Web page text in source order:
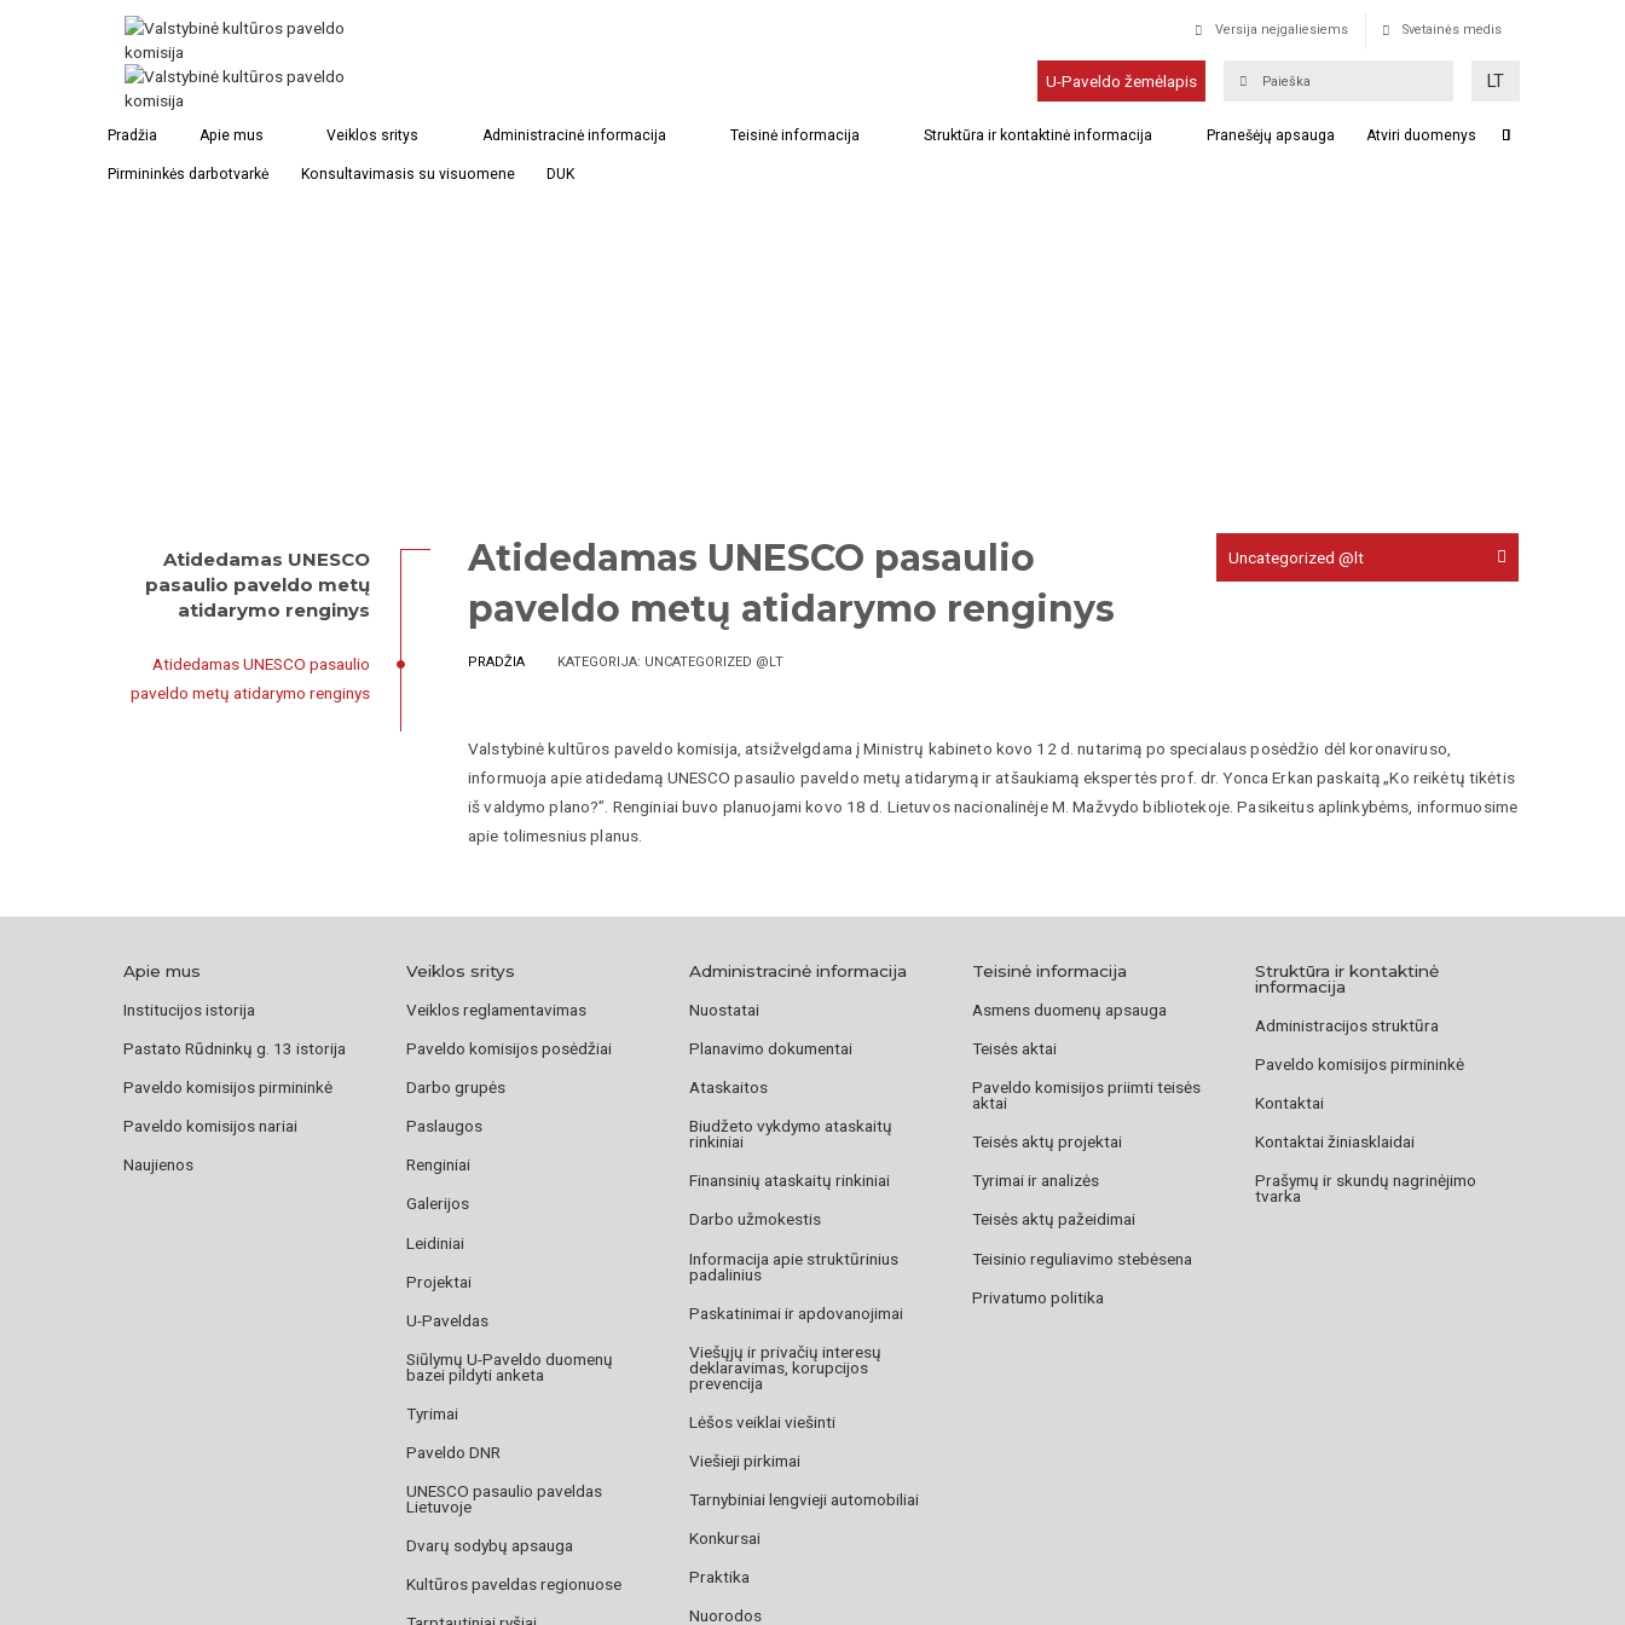
Versija neįgaliesiems Svetainės medis
U-Paveldo žemėlapis LT
Pradžia Apie mus Veiklos sritys Administracinė informacija Teisinė informacija Struktūra ir kontaktinė informacija Pranešėjų apsauga Atviri duomenys
Pirmininkės darbotvarkė Konsultavimasis su visuomene DUK
Atidedamas UNESCO pasaulio
paveldo metų atidarymo renginys
PRADŽIA KATEGORIJA: UNCATEGORIZED @LT
Uncategorized @lt
Valstybinė kultūros paveldo komisija, atsižvelgdama į Ministrų kabineto kovo 12 d. nutarimą po specialaus posėdžio dėl koronaviruso,
informuoja apie atidedamą UNESCO pasaulio paveldo metų atidarymą ir atšaukiamą ekspertės prof. dr. Yonca Erkan paskaitą „Ko reikėtų tikėtis
iš valdymo plano?”. Renginiai buvo planuojami kovo 18 d. Lietuvos nacionalinėje M. Mažvydo bibliotekoje. Pasikeitus aplinkybėms, informuosime
apie tolimesnius planus.
Atidedamas UNESCO
pasaulio paveldo metų
atidarymo renginys
Atidedamas UNESCO pasaulio
paveldo metų atidarymo renginys
Apie mus
Institucijos istorija
Pastato Rūdninkų g. 13 istorija
Paveldo komisijos pirmininkė
Paveldo komisijos nariai
Naujienos
Veiklos sritys
Veiklos reglamentavimas
Paveldo komisijos posėdžiai
Darbo grupės
Paslaugos
Renginiai
Galerijos
Leidiniai
Projektai
U-Paveldas
Siūlymų U-Paveldo duomenų
bazei pildyti anketa
Tyrimai
Paveldo DNR
UNESCO pasaulio paveldas
Lietuvoje
Dvarų sodybų apsauga
Kultūros paveldas regionuose
Administracinė informacija
Nuostatai
Planavimo dokumentai
Ataskaitos
Biudžeto vykdymo ataskaitų
rinkiniai
Finansinių ataskaitų rinkiniai
Darbo užmokestis
Informacija apie struktūrinius
padalinius
Paskatinimai ir apdovanojimai
Viešųjų ir privačių interesų
deklaravimas, korupcijos
prevencija
Lėšos veiklai viešinti
Viešieji pirkimai
Tarnybiniai lengvieji automobiliai
Konkursai
Praktika
Nuorodos
Teisinė informacija
Asmens duomenų apsauga
Teisės aktai
Paveldo komisijos priimti teisės
aktai
Teisės aktų projektai
Tyrimai ir analizės
Teisės aktų pažeidimai
Teisinio reguliavimo stebėsena
Privatumo politika
Struktūra ir kontaktinė
informacija
Administracijos struktūra
Paveldo komisijos pirmininkė
Kontaktai
Kontaktai žiniasklaidai
Prašymų ir skundų nagrinėjimo
tvarka